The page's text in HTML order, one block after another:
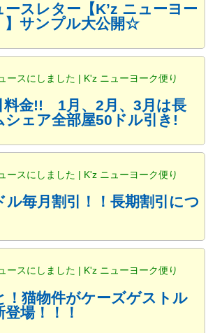
ースレター【K’z ニューヨー
】サンプル大公開☆
ースにしました | K'z ニューヨーク便り
料金!! 1月、2月、3月は長
シェア全部屋50ドル引き!
ースにしました | K'z ニューヨーク便り
ル毎月割引！！長期割引につ
ースにしました | K'z ニューヨーク便り
！猫物件がケーズゲストル
場！！！